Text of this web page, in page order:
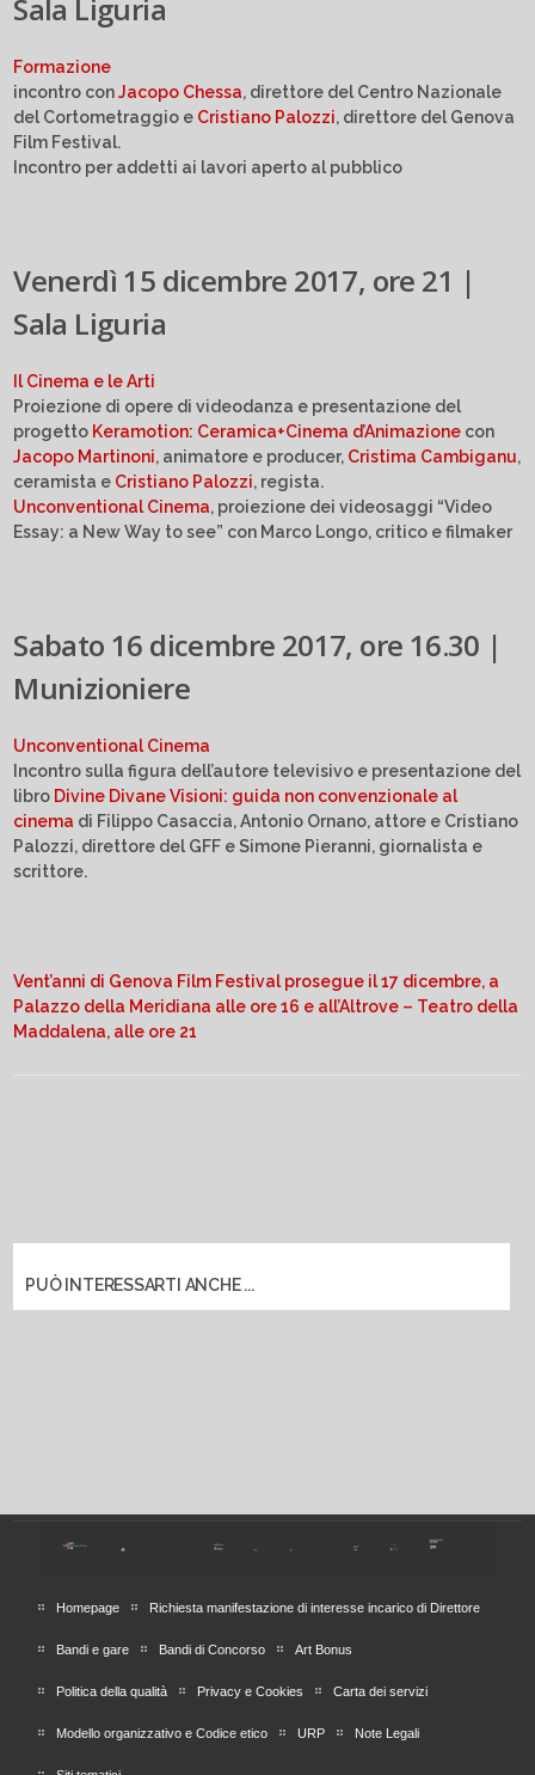
Sala Liguria
Formazione
incontro conJacopo Chessa, direttore del Centro Nazionale
del Cortometraggio e Cristiano Palozzi, direttore del Genova
Film Festival.
Incontro per addetti ai lavori aperto al pubblico
Venerdì 15 dicembre 2017, ore 21 |
Sala Liguria
Il Cinema e le Arti
Proiezione di opere di videodanza e presentazione del
progetto Keramotion: Ceramica+Cinema d’Animazione con
Jacopo Martinoni, animatore e producer, Cristima Cambiganu,
ceramista e Cristiano Palozzi, regista.
Unconventional Cinema, proiezione dei videosaggi “Video
Essay: a New Way to see” con Marco Longo, critico e filmaker
Sabato 16 dicembre 2017, ore 16.30 |
Munizioniere
Unconventional Cinema
Incontro sulla figura dell’autore televisivo e presentazione del
libro Divine Divane Visioni: guida non convenzionale al
cinema di Filippo Casaccia, Antonio Ornano, attore e Cristiano
Palozzi, direttore del GFF e Simone Pieranni, giornalista e
scrittore.
Vent’anni di Genova Film Festival prosegue il 17 dicembre, a
Palazzo della Meridiana alle ore 16 e all’Altrove – Teatro della
Maddalena, alle ore 21
PUÒ INTERESSARTI ANCHE ...
Homepage Richiesta manifestazione di interesse incarico di Direttore
Bandi e gare Bandi di Concorso Art Bonus
Politica della qualità Privacy e Cookies Carta dei servizi
Modello organizzativo e Codice etico URP Note Legali